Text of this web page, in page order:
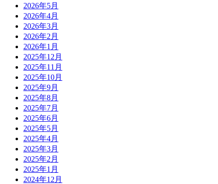
2026年5月
2026年4月
2026年3月
2026年2月
2026年1月
2025年12月
2025年11月
2025年10月
2025年9月
2025年8月
2025年7月
2025年6月
2025年5月
2025年4月
2025年3月
2025年2月
2025年1月
2024年12月